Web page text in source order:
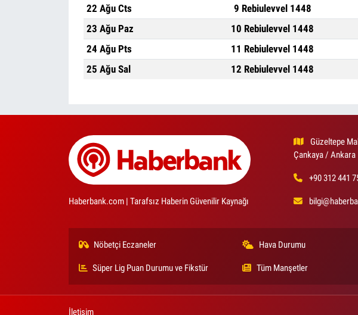
22 Ağu Cts
9 Rebiulevvel 1448
23 Ağu Paz
10 Rebiulevvel 1448
24 Ağu Pts
11 Rebiulevvel 1448
25 Ağu Sal
12 Rebiulevvel 1448
Haberbank.com | Tarafsız Haberin Güvenilir Kaynağı
Güzeltepe
Çankaya / Ankara
+90 312 441
Nöbetçi Eczaneler Hava Durumu
Süper Lig Puan Durumu ve Fikstür Tüm Manşetler
İletişim